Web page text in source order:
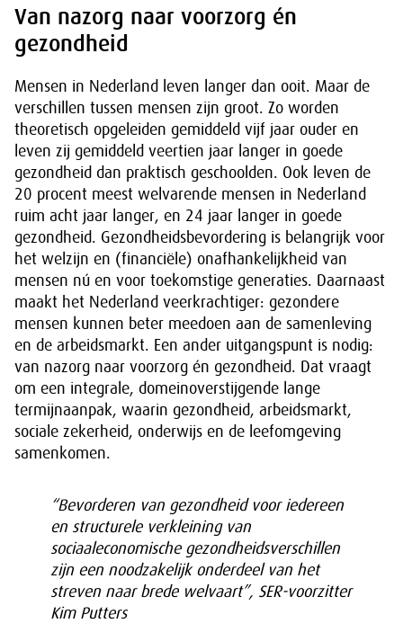
Van nazorg naar voorzorg én
gezondheid
Mensen in Nederland leven langer dan ooit. Maar de
verschillen tussen mensen zijn groot. Zo worden
theoretisch opgeleiden gemiddeld vijf jaar ouder en
leven zij gemiddeld veertien jaar langer in goede
gezondheid dan praktisch geschoolden. Ook leven de
20 procent meest welvarende mensen in Nederland
ruim acht jaar langer, en 24 jaar langer in goede
gezondheid. Gezondheidsbevordering is belangrijk voor
het welzijn en (financiële) onafhankelijkheid van
mensen nú en voor toekomstige generaties. Daarnaast
maakt het Nederland veerkrachtiger: gezondere
mensen kunnen beter meedoen aan de samenleving
en de arbeidsmarkt. Een ander uitgangspunt is nodig:
van nazorg naar voorzorg én gezondheid. Dat vraagt
om een integrale, domeinoverstijgende lange
termijnaanpak, waarin gezondheid, arbeidsmarkt,
sociale zekerheid, onderwijs en de leefomgeving
samenkomen.
“Bevorderen van gezondheid voor iedereen
en structurele verkleining van
sociaaleconomische gezondheidsverschillen
zijn een noodzakelijk onderdeel van het
streven naar brede welvaart”, SER-voorzitter
Kim Putters